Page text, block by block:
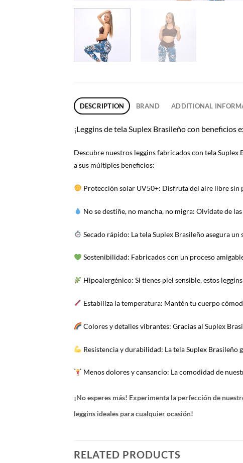
DESCRIPTION BRAND ADDITIONAL
¡Leggins de tela Suplex Brasileño con beneficios
Descubre nuestros leggins fabricados con tela
a sus múltiples beneficios:
Protección solar UV50+: Disfruta del aire libre sin
No se destiñe, no mancha, no migra: Olvídate de
Secado rápido: La tela Suplex Brasileño asegura
Sostenibilidad: Fabricados con un proceso
Hipoalergénico: Si tienes piel sensible, estos
Estabiliza la temperatura: Mantén tu cuerpo
Colores y detalles vibrantes: Gracias al Suplex
Resistencia y durabilidad: La tela Suplex Brasileño
Menos dolores y cansancio: La comodidad de
¡No esperes más! Experimenta la perfección de
leggins ideales para cualquier ocasión!
RELATED PRODUCTS